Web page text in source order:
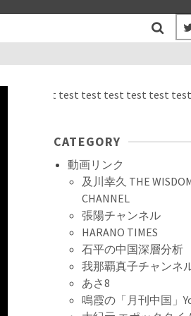
test test test test test test test
CATEGORY
動画リンク
及川幸久 THE
CHANNEL
張陽チャンネル
HARANO TIMES
石平の中国深層分析
我那覇真子チャンネ
あさ8
鳴霞の「月刊中国」